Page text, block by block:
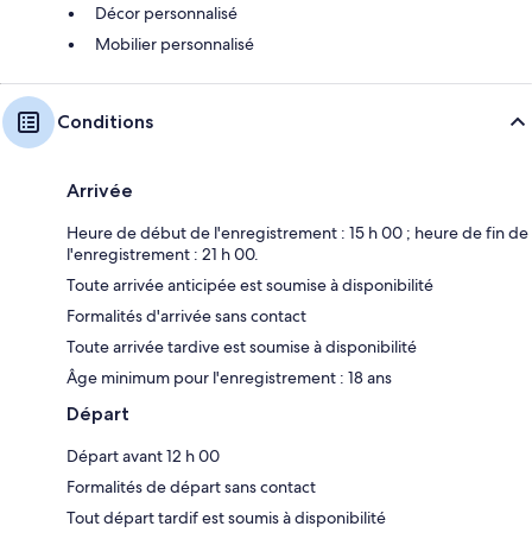
Décor personnalisé
Mobilier personnalisé
Conditions
Arrivée
Heure de début de l'enregistrement : 15 h 00 ; heure de fin de
l'enregistrement : 21 h 00.
Toute arrivée anticipée est soumise à disponibilité
Formalités d'arrivée sans contact
Toute arrivée tardive est soumise à disponibilité
Âge minimum pour l'enregistrement : 18 ans
Départ
Départ avant 12 h 00
Formalités de départ sans contact
Tout départ tardif est soumis à disponibilité